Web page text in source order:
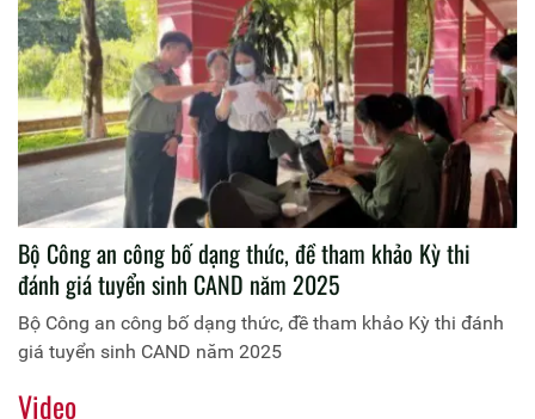
Bộ Công an công bố dạng thức, đề tham khảo Kỳ thi
đánh giá tuyển sinh CAND năm 2025
Bộ Công an công bố dạng thức, đề tham khảo Kỳ thi đánh
giá tuyển sinh CAND năm 2025
Video